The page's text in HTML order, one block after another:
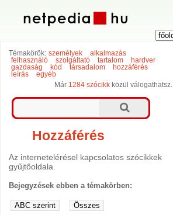
Témakörök: személyek
alkalmazás
felhasználó
szolgáltató tartalom
hardver
gazdaság
kód társadalom
hozzáférés
leírás
egyéb
Már 1284 szócikk közül válogathatsz.
Hozzáférés
Az internetelérésel kapcsolatos szócikkek
gyűjtőoldala.
Bejegyzések ebben a témakörben: